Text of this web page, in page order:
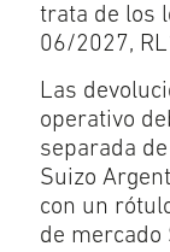
trata de los
06/2027,
Las
operativo
separada
Suizo
con un
de mercado